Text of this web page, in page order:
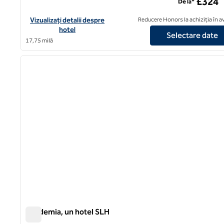
Vizualizați detaliile hotelului pentru The Prince Akatoki
Vizualizați detalii despre
hotel
17,75 milă
De la*
Reducere Honors la achiziția în
Selectare date
1 din 6
Academia, un hotel SLH